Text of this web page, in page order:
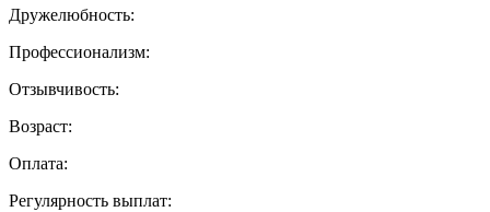
Дружелюбность:
Профессионализм:
Отзывчивость:
Возраст:
Оплата:
Регулярность выплат: